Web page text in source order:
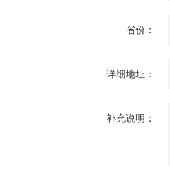
省份：
详细地址：
补充说明：